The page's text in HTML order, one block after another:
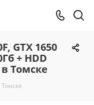
GTX 1650
+ HDD
Томске